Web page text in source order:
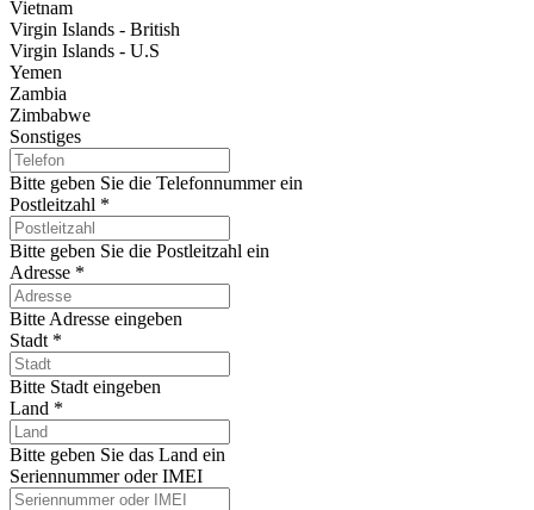
Vietnam
Virgin Islands - British
Virgin Islands - U.S
Yemen
Zambia
Zimbabwe
Sonstiges
Bitte geben Sie die Telefonnummer ein
Postleitzahl *
Bitte geben Sie die Postleitzahl ein
Adresse *
Bitte Adresse eingeben
Stadt *
Bitte Stadt eingeben
Land *
Bitte geben Sie das Land ein
Seriennummer oder IMEI